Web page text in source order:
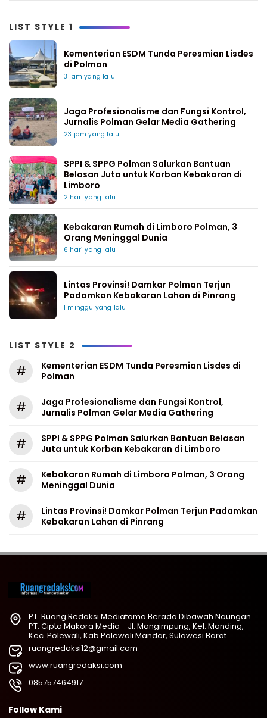
LIST STYLE 1
Kementerian ESDM Tunda Peresmian Lisdes
di Polman
3 jam yang lalu
Jaga Profesionalisme dan Fungsi Kontrol,
Jurnalis Polman Gelar Media Gathering
23 jam yang lalu
SPPI & SPPG Polman Salurkan Bantuan
Belasan Juta untuk Korban Kebakaran di
Limboro
2 hari yang lalu
Kebakaran Rumah di Limboro Polman, 3
Orang Meninggal Dunia
6 hari yang lalu
Lintas Provinsi! Damkar Polman Terjun
Padamkan Kebakaran Lahan di Pinrang
1 minggu yang lalu
LIST STYLE 2
#
Kementerian ESDM Tunda Peresmian Lisdes di
Polman
#
Jaga Profesionalisme dan Fungsi Kontrol,
Jurnalis Polman Gelar Media Gathering
#
SPPI & SPPG Polman Salurkan Bantuan Belasan
Juta untuk Korban Kebakaran di Limboro
#
Kebakaran Rumah di Limboro Polman, 3 Orang
Meninggal Dunia
#
Lintas Provinsi! Damkar Polman Terjun Padamkan
Kebakaran Lahan di Pinrang
PT. Ruang Redaksi Mediatama Berada Dibawah Naungan
PT. Cipta Makora Media - Jl. Mangimpung, Kel. Manding,
Kec. Polewali, Kab.Polewali Mandar, Sulawesi Barat
ruangredaksi12@gmail.com
www.ruangredaksi.com
085757464917
Follow Kami